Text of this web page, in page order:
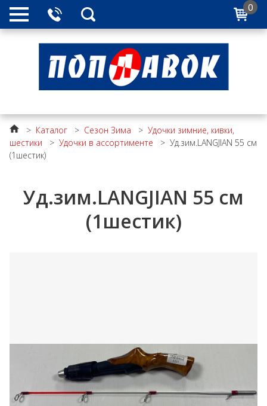
0
> Каталог > Сезон Зима > Удочки зимние, кивки,
шестики
> Удочки в ассортименте > Уд.зим.LANGJIAN 55 см
(1шестик)
Уд.зим.LANGJIAN 55 см
(1шестик)